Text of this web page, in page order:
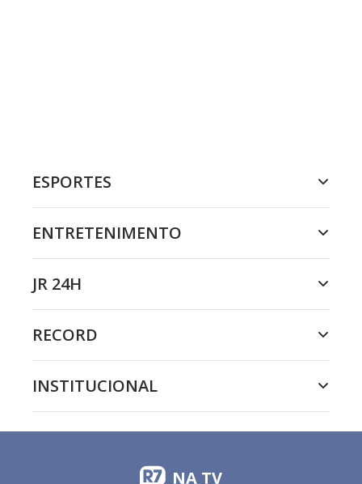
ESPORTES
ENTRETENIMENTO
JR 24H
RECORD
INSTITUCIONAL
NA TV